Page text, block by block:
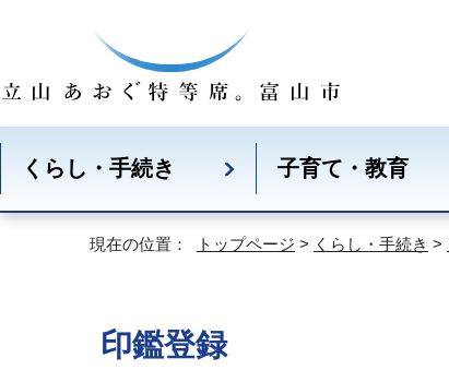
くらし・手続き 子育て・教育
現在の位置： トップページ > くらし・手続き >
印鑑登録